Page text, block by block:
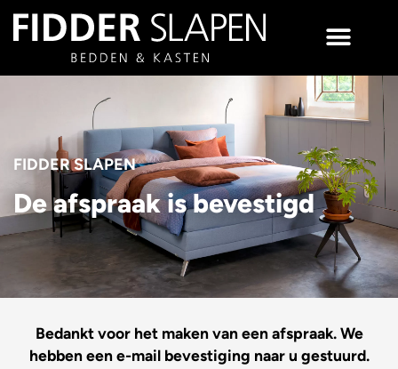
FIDDER SLAPEN
De afspraak is bevestigd
Bedankt voor het maken van een afspraak. We
hebben een e-mail bevestiging naar u gestuurd.